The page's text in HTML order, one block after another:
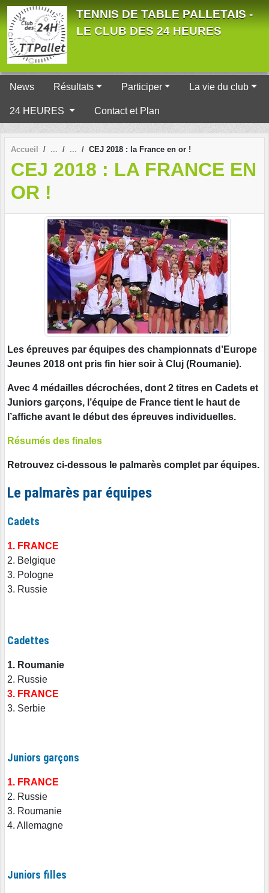
TENNIS DE TABLE PALLETAIS -
LE CLUB DES 24 HEURES
News Résultats Participer La vie du club
24 HEURES Contact et Plan
Accueil CEJ 2018 : la France en or !
CEJ 2018 : LA FRANCE EN
OR !
Les épreuves par équipes des championnats d’Europe
Jeunes 2018 ont pris fin hier soir à Cluj (Roumanie).
Avec 4 médailles décrochées, dont 2 titres en Cadets et
Juniors garçons, l’équipe de France tient le haut de
l’affiche avant le début des épreuves individuelles.
Résumés des finales
Retrouvez ci-dessous le palmarès complet par équipes.
Le palmarès par équipes
Cadets
1. FRANCE
2. Belgique
3. Pologne
3. Russie
Cadettes
1. Roumanie
2. Russie
3. FRANCE
3. Serbie
Juniors garçons
1. FRANCE
2. Russie
3. Roumanie
4. Allemagne
Juniors filles
Panneau de gestion des cookies